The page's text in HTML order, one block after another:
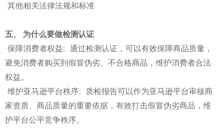
其他相关法律法规和标准
五、 为什么要做检测认证
保障消费者权益: 通过检测认证，可以有效保障商品质量，
避免消费者购买到假冒伪劣、不合格商品，维护消费者合法
权益。
维护亚马逊平台秩序: 质检报告可以作为亚马逊平台审核商
家资质、商品质量的重要依据，有效打击假冒伪劣商品，维
护平台公平竞争秩序。